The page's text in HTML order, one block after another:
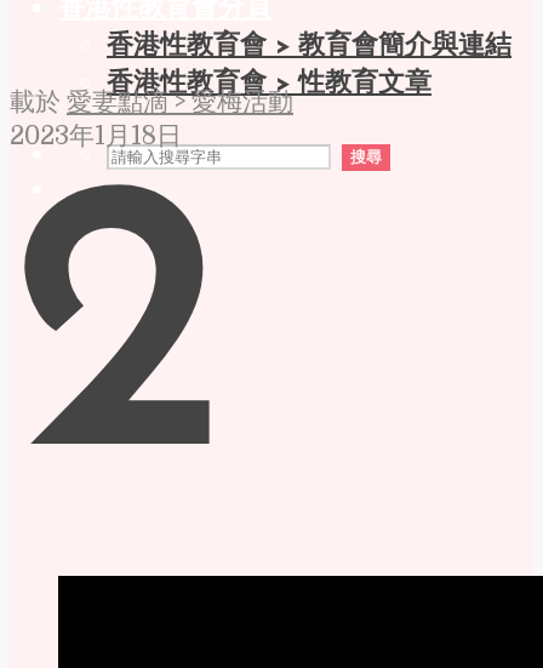
香港性教育會 > 教育會簡介與連結
香港性教育會 > 性教育文章
搜尋
載於 愛妻點滴 > 愛梅活動
2023年1月18日
2